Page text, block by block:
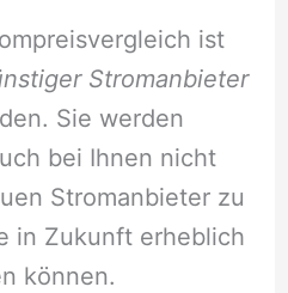
ist
Stromanbieter
Sie werden
bei Ihnen nicht
Stromanbieter zu
in Zukunft erheblich
können.